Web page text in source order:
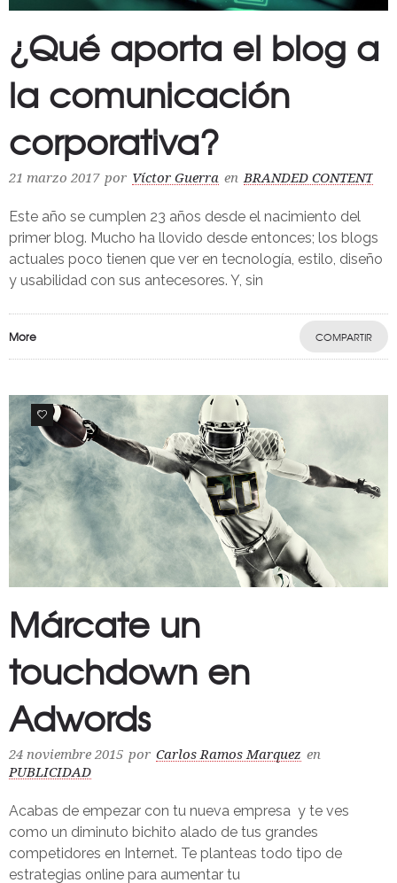
¿Qué aporta el blog a
la comunicación
corporativa?
21 marzo 2017 por Víctor Guerra en BRANDED CONTENT
Este año se cumplen 23 años desde el nacimiento del
primer blog. Mucho ha llovido desde entonces; los blogs
actuales poco tienen que ver en tecnología, estilo, diseño
y usabilidad con sus antecesores. Y, sin
More COMPARTIR
0
Márcate un
touchdown en
Adwords
24 noviembre 2015 por Carlos Ramos Marquez en
PUBLICIDAD
Acabas de empezar con tu nueva empresa y te ves
como un diminuto bichito alado de tus grandes
competidores en Internet. Te planteas todo tipo de
estrategias online para aumentar tu